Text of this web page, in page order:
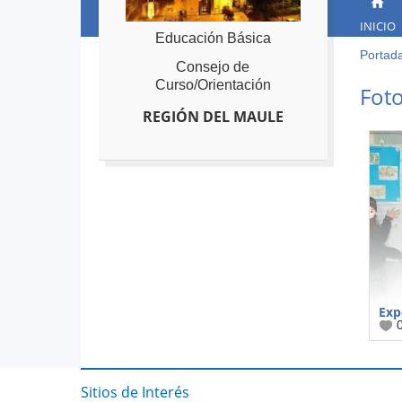
INICIO
está
aquí
to
Educación Básica
Consejo de
Curso/Orientación
REGIÓN DEL MAULE
Sitios de Interés